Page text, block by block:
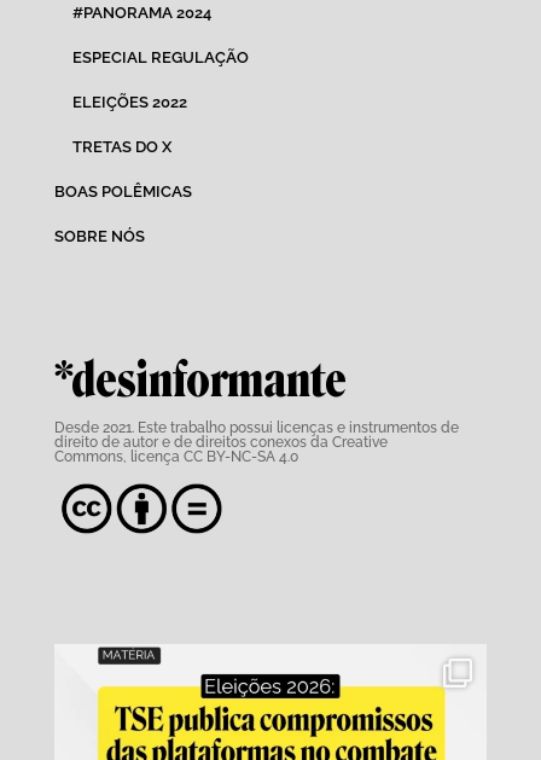
#PANORAMA 2024
ESPECIAL REGULAÇÃO
ELEIÇÕES 2022
TRETAS DO X
BOAS POLÊMICAS
SOBRE NÓS
*desinformante
Desde 2021. Este trabalho possui licenças e instrumentos de
direito de autor e de direitos conexos da Creative
Commons,
licença CC BY-NC-SA 4.0